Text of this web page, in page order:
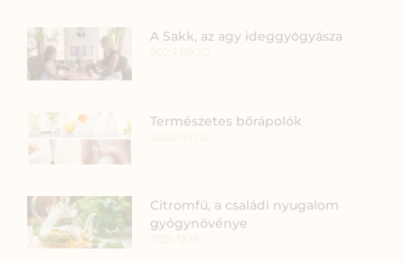
A Sakk, az agy ideggyógyásza
Természetes bőrápolók
Citromfű, a családi nyugalom
gyógynövénye